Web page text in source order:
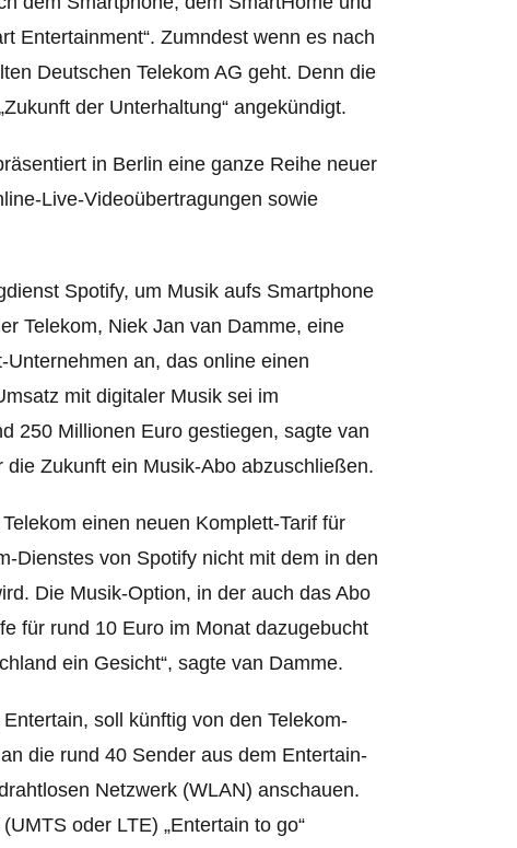
Entertainment“. Zumndest wenn es nach
Deutschen Telekom AG geht. Denn die
der Unterhaltung“ angekündigt.
in Berlin eine ganze Reihe neuer
Live-Videoübertragungen sowie
Spotify, um Musik aufs Smartphone
Telekom, Niek Jan van Damme, eine
Unternehmen an, das online einen
mit digitaler Musik sei im
250 Millionen Euro gestiegen, sagte van
Zukunft ein Musik-Abo abzuschließen.
einen neuen Komplett-Tarif für
Dienstes von Spotify nicht mit dem in den
Die Musik-Option, in der auch das Abo
für rund 10 Euro im Monat dazugebucht
ein Gesicht“, sagte van Damme.
soll künftig von den Telekom-
die rund 40 Sender aus dem Entertain-
Netzwerk (WLAN) anschauen.
oder LTE) „Entertain to go“